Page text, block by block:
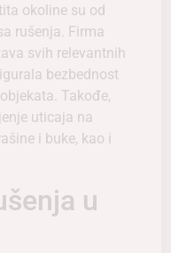
okoline su od
rušenja. Firma
svih relevantnih
bezbednost
Takođe,
uticaja na
i buke, kao i
u